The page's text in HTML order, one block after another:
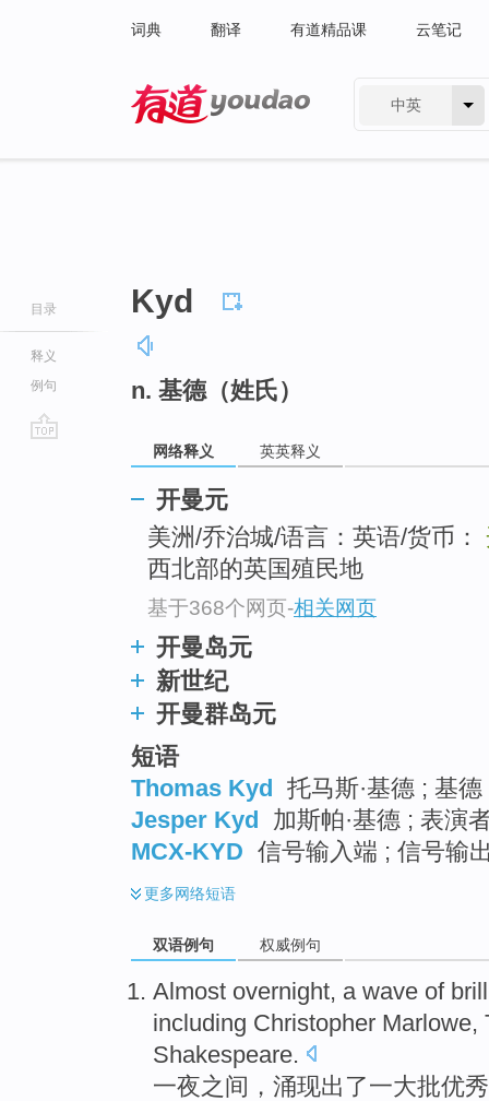
词典 翻译 有道精品课 云笔记
中英
目录
释义
例句
Kyd
n. 基德（姓氏）
网络释义 英英释义
开曼元
美洲/乔治城/语言：英语/货币：
西北部的英国殖民地
基于368个网页-相关网页
开曼岛元
新世纪
开曼群岛元
短语
Thomas Kyd 托马斯·基德 ; 基德
Jesper Kyd 加斯帕·基德 ; 表演
MCX-KYD 信号输入端 ; 信号输
更多网络短语
双语例句 权威例句
Almost overnight, a wave of
including Christopher Marlowe,
Shakespeare.
一夜之间， 涌现出 了一大批优秀